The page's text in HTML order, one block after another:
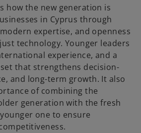
t
a
b
how the new generation is
in Cyprus through
expertise, and openness
technology. Younger leaders
experience, and a
that strengthens decision-
and long-term growth. It also
of combining the
generation with the fresh
one to ensure